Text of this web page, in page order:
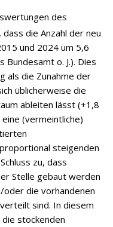
des
die Anzahl der neu
und 2024 um 5,6
o. J.). Dies
als die Zunahme der
üblicherweise die
ableiten lässt (+1,8
(vermeintliche)
steigenden
zu, dass
Stelle gebaut werden
oder die vorhandenen
sind. In diesem
stockenden